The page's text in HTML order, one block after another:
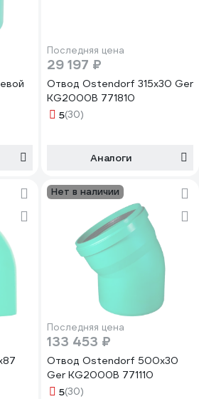
Последняя цена
29 197 ₽
Отвод Ostendorf 315x30 Ger
KG2000B 771810
5(30)
Аналоги
Нет в наличии
Последняя цена
133 453 ₽
Отвод Ostendorf 500x30
Ger KG2000B 771110
5(30)